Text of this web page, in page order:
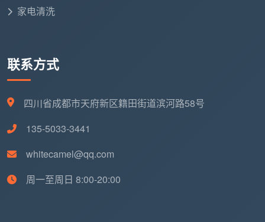
通透。
日常保洁仅还原卫生间的“表面亮洁”。针对淋浴屏及
重滋生，将无法在常规的2-4小时内进行彻底根除。
三、全面排除清单：这七类不在“常规保洁”包内
有时候，搞明白哪些不包括，尤其重要。这七大场
家电清洗
联系方式
四川省成都市天府新区籍田街道滨河路58号
135-5033-3441
whitecamel@qq.com
周一至周日 8:00-20:00